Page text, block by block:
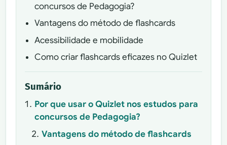
concursos de Pedagogia?
Vantagens do método de flashcards
Acessibilidade e mobilidade
Como criar flashcards eficazes no Quizlet
Sumário
Por que usar o Quizlet nos estudos para
concursos de Pedagogia?
Vantagens do método de flashcards